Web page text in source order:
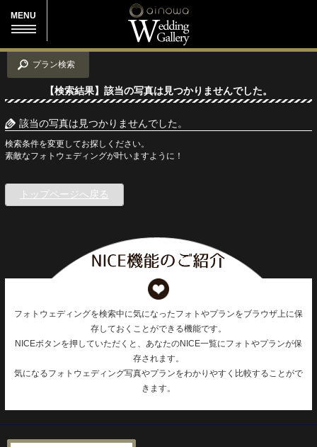
MENU
プラン検索
【検索結果】該当の写真は見つかりませんでした。
該当の写真は見つかりませんでした。
検索条件を変更してお探しください。
素敵なフォトウェディングが叶いますように！
トップページへ戻る
フォトウェディングを検索中に気になったフォトやプランをブラウザ上に保
存しておくことができる機能です。
NICEボタンを押していただくと、あなたのNICE一覧にフォトやプランが保
存されます。
気になるフォトウェディング写真やプランをわかりやすく比較することがで
きます。